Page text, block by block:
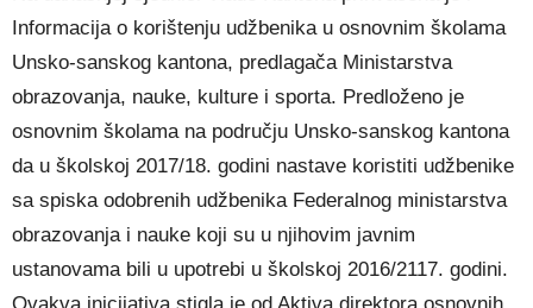
Informacija o korištenju udžbenika u osnovnim školama
Unsko-sanskog kantona, predlagača Ministarstva
obrazovanja, nauke, kulture i sporta. Predloženo je
osnovnim školama na području Unsko-sanskog kantona
da u školskoj 2017/18. godini nastave koristiti udžbenike
sa spiska odobrenih udžbenika Federalnog ministarstva
obrazovanja i nauke koji su u njihovim javnim
ustanovama bili u upotrebi u školskoj 2016/2117. godini.